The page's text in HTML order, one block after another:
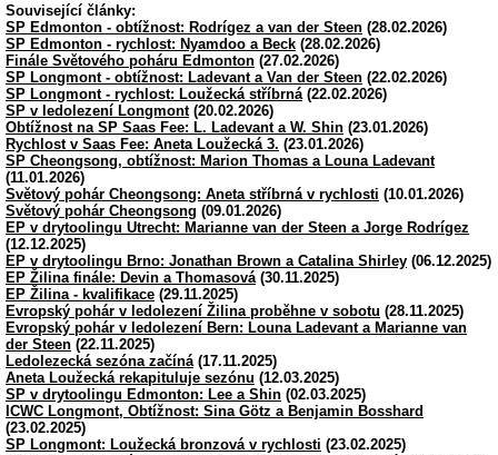
Související články:
SP Edmonton - obtížnost: Rodrígez a van der Steen (28.02.2026)
SP Edmonton - rychlost: Nyamdoo a Beck (28.02.2026)
Finále Světového poháru Edmonton (27.02.2026)
SP Longmont - obtížnost: Ladevant a Van der Steen (22.02.2026)
SP Longmont - rychlost: Loužecká stříbrná (22.02.2026)
SP v ledolezení Longmont(20.02.2026)
Obtížnost na SP Saas Fee: L. Ladevant a W. Shin (23.01.2026)
Rychlost v Saas Fee: Aneta Loužecká 3. (23.01.2026)
SP Cheongsong, obtížnost: Marion Thomas a Louna Ladevant
(11.01.2026)
Světový pohár Cheongsong: Aneta stříbrná v rychlosti (10.01.2026)
Světový pohár Cheongsong (09.01.2026)
EP v drytoolingu Utrecht: Marianne van der Steen a Jorge Rodrígez
(12.12.2025)
EP v drytoolingu Brno: Jonathan Brown a Catalina Shirley (06.12.2025)
EP Žilina finále: Devin a Thomasová (30.11.2025)
EP Žilina - kvalifikace (29.11.2025)
Evropský pohár v ledolezení Žilina proběhne v sobotu (28.11.2025)
Evropský pohár v ledolezení Bern: Louna Ladevant a Marianne van
der Steen (22.11.2025)
Ledolezecká sezóna začíná (17.11.2025)
Aneta Loužecká rekapituluje sezónu (12.03.2025)
SP v drytoolingu Edmonton: Lee a Shin (02.03.2025)
ICWC Longmont, Obtížnost: Sina Götz a Benjamin Bosshard
(23.02.2025)
SP Longmont: Loužecká bronzová v rychlosti (23.02.2025)